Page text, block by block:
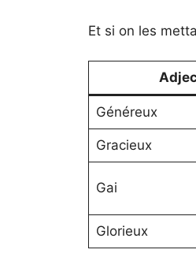
Et si on les
Généreux
Gracieux
Gai
Glorieux